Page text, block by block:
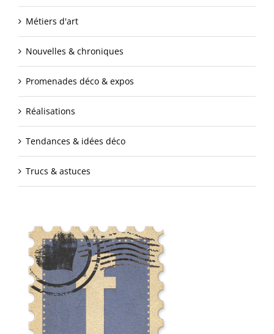
Métiers d'art
Nouvelles & chroniques
Promenades déco & expos
Réalisations
Tendances & idées déco
Trucs & astuces